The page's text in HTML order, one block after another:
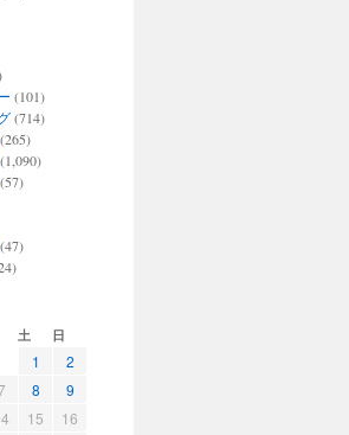
(101)
(714)
(57)
土 日
1
2
8
9
15
16